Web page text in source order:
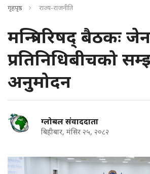
गृहपृष्ठ राज्य-राजनीति
मन्त्रिपरिषद् बैठकः
प्रतिनिधिबीचको
अनुमोदन
ग्लोबल संवाददाता
बिहीबार, मंसिर २५, २०८२